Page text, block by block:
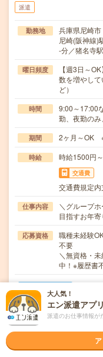
派遣
勤務地
兵庫県尼崎市
尼崎(阪神線)
-分／猪名寺
曜日頻度
【週3日～
数を増やし
ど）
時間
9:00～17:00
勤、夜勤の
期間 2ヶ月～OK
時給 時給1500円～
交通費
交通費規定内
仕事内容
＼グループ
目指すお年
応募資格
職種未経験
不要
＼無資格・
中！※履歴書
職場の雰囲気
年齢層
大人気！
エン派遣アプリ
派遣のお仕事情報が